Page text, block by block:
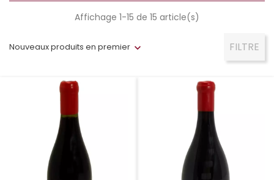
Nouveaux produits en premier FILTRE
Affichage 1-15 de 15 article(s)